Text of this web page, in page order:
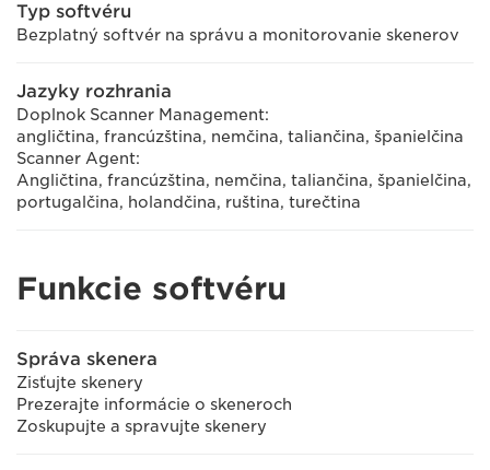
Typ softvéru
Bezplatný softvér na správu a monitorovanie skenerov
Jazyky rozhrania
Doplnok Scanner Management:
angličtina, francúzština, nemčina, taliančina, španielčina
Scanner Agent:
Angličtina, francúzština, nemčina, taliančina, španielčina,
portugalčina, holandčina, ruština, turečtina
Funkcie softvéru
Správa skenera
Zisťujte skenery
Prezerajte informácie o skeneroch
Zoskupujte a spravujte skenery